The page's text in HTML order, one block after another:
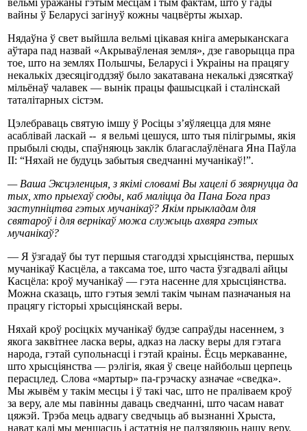
вельмі ўражаны гэтым месцам і тым фактам, што ў гады
вайны ў Беларусі загінуў кожны чацвёрты жыхар.
Нядаўна ў свет выйшла вельмі цікавая кніга амерыканскага
аўтара пад назвай «Акрываўленая земля», дзе гаворыцца пра
тое, што на землях Польшчы, Беларусі і Украіны на працягу
некалькіх дзесяцігоддзяў было закатавана некалькі дзясяткаў
мільёнаў чалавек — вынік працы фашысцкай і сталінскай
таталітарных сістэм.
Цэлебраваць святую імшу ў Росіцы з’яўляецца для мяне
асаблівай ласкай -- я вельмі цешуся, што тыя пілігрымы, якія
прыбылі сюды, спаўняюць заклік благаслаўлёнага Яна Паўла
ІІ: “Няхай не будуць забытыя сведчанні мучанікаў!”.
— Ваша Эксцэленцыя, з якімі словамі Вы хацелі б звярнуцца да
тых, хто прыехаў сюды, каб маліцца да Пана Бога праз
заступніцтва гэтых мучанікаў? Якім прыкладам для
святароў і для вернікаў можа служыць ахвяра гэтых
мучанікаў?
— Я ўзгадаў бы тут першыя стагоддзі хрысціянства, першых
мучанікаў Касцёла, а таксама тое, што часта ўзгадвалі айцы
Касцёла: кроў мучанікаў — гэта насенне для хрысціянства.
Можна сказаць, што гэтыя землі такім чынам пазначаныя на
працягу гісторыі хрысціянскай веры.
Няхай кроў росіцкіх мучанікаў будзе сапраўды насеннем, з
якога заквітнее ласка веры, адказ на ласку веры для гэтага
народа, гэтай супольнасці і гэтай краіны. Ёсць меркаванне,
што хрысціянства — рэлігія, якая ў свеце найбольш церпець
перасцлед. Слова «мартыр» па-грэчаску азначае «сведка».
Мы жывём у такім месцы і ў такі час, што не праліваем кроў
за веру, але мы павінны даваць сведчанні, што часам нават
цяжэй. Трэба мець адвагу сведчыць аб вызнанні Хрыста,
нават калі мы меншасць і астатнія не падзяляюць нашу веру.